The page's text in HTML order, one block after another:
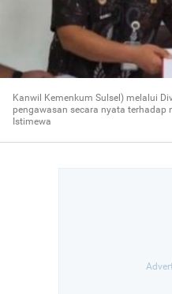
Kanwil Kemenkum Sulsel) melalui
pengawasan secara nyata terhadap
Istimewa